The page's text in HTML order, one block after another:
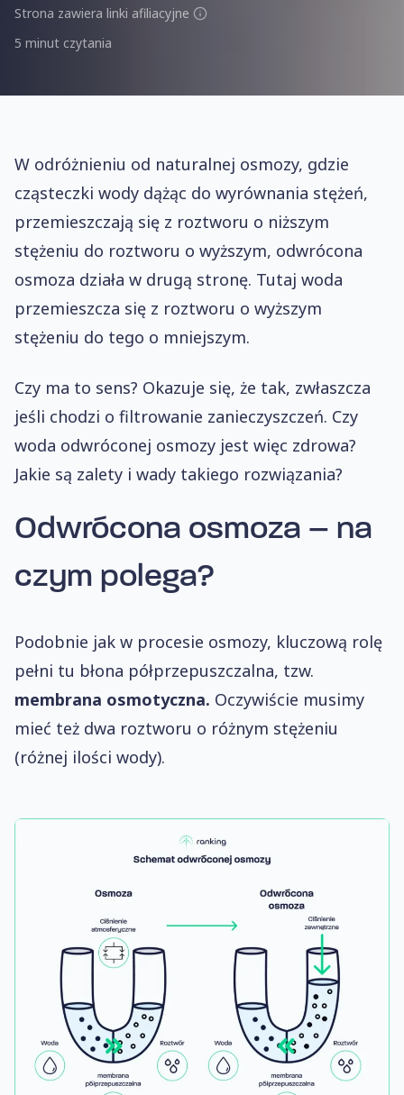
Strona zawiera linki afiliacyjne
5 minut czytania
W odróżnieniu od naturalnej osmozy, gdzie
cząsteczki wody dążąc do wyrównania stężeń,
przemieszczają się z roztworu o niższym
stężeniu do roztworu o wyższym, odwrócona
osmoza działa w drugą stronę. Tutaj woda
przemieszcza się z roztworu o wyższym
stężeniu do tego o mniejszym.
Czy ma to sens? Okazuje się, że tak, zwłaszcza
jeśli chodzi o filtrowanie zanieczyszczeń. Czy
woda odwróconej osmozy jest więc zdrowa?
Jakie są zalety i wady takiego rozwiązania?
Odwrócona osmoza – na
czym polega?
Podobnie jak w procesie osmozy, kluczową rolę
pełni tu błona półprzepuszczalna, tzw.
membrana osmotyczna. Oczywiście musimy
mieć też dwa roztworu o różnym stężeniu
(różnej ilości wody).